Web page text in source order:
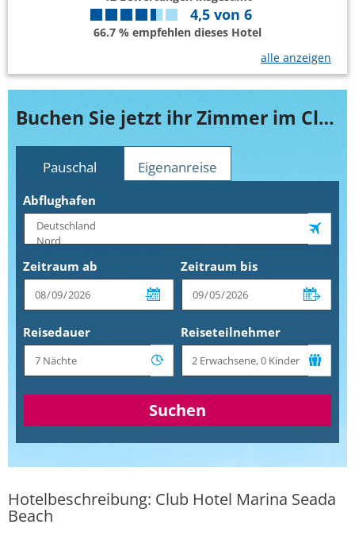
4,5 von 6
66.7 % empfehlen dieses Hotel
alle anzeigen
Buchen Sie jetzt ihr Zimmer im Club Hotel Marina Seada Beach
Pauschal Eigenanreise
Abflughafen
Zeitraum ab Zeitraum bis
Reisedauer Reiseteilnehmer
Suchen
Hotelbeschreibung: Club Hotel Marina Seada
Beach